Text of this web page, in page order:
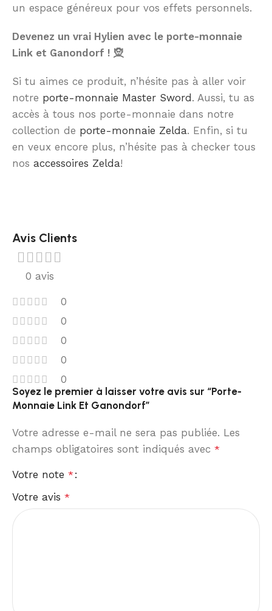
un espace généreux pour vos effets personnels.
Devenez un vrai Hylien avec le porte-monnaie
Link et Ganondorf ! 🧝
Si tu aimes ce produit, n’hésite pas à aller voir
notre porte-monnaie Master Sword. Aussi, tu as
accès à tous nos porte-monnaie dans notre
collection de porte-monnaie Zelda. Enfin, si tu
en veux encore plus, n’hésite pas à checker tous
nos accessoires Zelda!
Avis Clients
0 avis
0
0
0
0
0
Soyez le premier à laisser votre avis sur “Porte-
Monnaie Link Et Ganondorf”
Votre adresse e-mail ne sera pas publiée. Les
champs obligatoires sont indiqués avec *
Votre note *
Votre avis *